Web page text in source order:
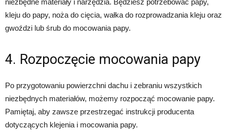
niezbędne materiały i narzędzia. Będziesz potrzebować papy,
kleju do papy, noża do cięcia, wałka do rozprowadzania kleju oraz
gwoździ lub śrub do mocowania papy.
4. Rozpoczęcie mocowania papy
Po przygotowaniu powierzchni dachu i zebraniu wszystkich
niezbędnych materiałów, możemy rozpocząć mocowanie papy.
Pamiętaj, aby zawsze przestrzegać instrukcji producenta
dotyczących klejenia i mocowania papy.